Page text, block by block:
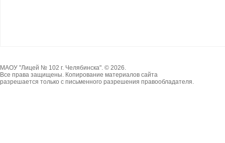
МАОУ "Лицей № 102 г. Челябинска". © 2026.
Все права защищены. Копирование материалов сайта
разрешается только с письменного разрешения правообладателя.